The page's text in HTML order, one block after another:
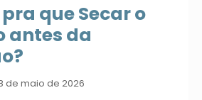
que Secar o
antes da
de maio de 2026